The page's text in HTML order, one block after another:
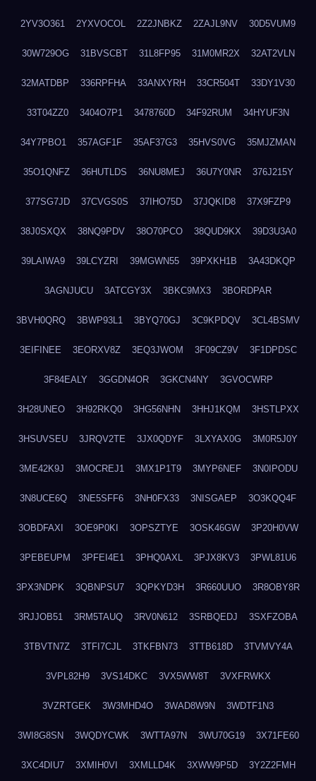
2YV3O361 2YXVOCOL 2Z2JNBKZ 2ZAJL9NV 30D5VUM9
30W729OG 31BVSCBT 31L8FP95 31M0MR2X 32AT2VLN
32MATDBP 336RPFHA 33ANXYRH 33CR504T 33DY1V30
33T04ZZ0 3404O7P1 3478760D 34F92RUM 34HYUF3N
34Y7PBO1 357AGF1F 35AF37G3 35HVS0VG 35MJZMAN
35O1QNFZ 36HUTLDS 36NU8MEJ 36U7Y0NR 376J215Y
377SG7JD 37CVGS0S 37IHO75D 37JQKID8 37X9FZP9
38J0SXQX 38NQ9PDV 38O70PCO 38QUD9KX 39D3U3A0
39LAIWA9 39LCYZRI 39MGWN55 39PXKH1B 3A43DKQP
3AGNJUCU 3ATCGY3X 3BKC9MX3 3BORDPAR
3BVH0QRQ 3BWP93L1 3BYQ70GJ 3C9KPDQV 3CL4BSMV
3EIFINEE 3EORXV8Z 3EQ3JWOM 3F09CZ9V 3F1DPDSC
3F84EALY 3GGDN4OR 3GKCN4NY 3GVOCWRP
3H28UNEO 3H92RKQ0 3HG56NHN 3HHJ1KQM 3HSTLPXX
3HSUVSEU 3JRQV2TE 3JX0QDYF 3LXYAX0G 3M0R5J0Y
3ME42K9J 3MOCREJ1 3MX1P1T9 3MYP6NEF 3N0IPODU
3N8UCE6Q 3NE5SFF6 3NH0FX33 3NISGAEP 3O3KQQ4F
3OBDFAXI 3OE9P0KI 3OPSZTYE 3OSK46GW 3P20H0VW
3PEBEUPM 3PFEI4E1 3PHQ0AXL 3PJX8KV3 3PWL81U6
3PX3NDPK 3QBNPSU7 3QPKYD3H 3R660UUO 3R8OBY8R
3RJJOB51 3RM5TAUQ 3RV0N612 3SRBQEDJ 3SXFZOBA
3TBVTN7Z 3TFI7CJL 3TKFBN73 3TTB618D 3TVMVY4A
3VPL82H9 3VS14DKC 3VX5WW8T 3VXFRWKX
3VZRTGEK 3W3MHD4O 3WAD8W9N 3WDTF1N3
3WI8G8SN 3WQDYCWK 3WTTA97N 3WU70G19 3X71FE60
3XC4DIU7 3XMIH0VI 3XMLLD4K 3XWW9P5D 3Y2Z2FMH